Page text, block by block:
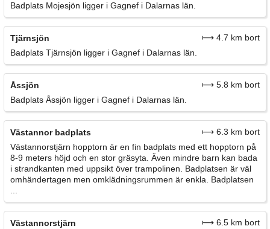
Badplats Mojesjön ligger i Gagnef i Dalarnas län.
Tjärnsjön
⟼ 4.7 km bort
Badplats Tjärnsjön ligger i Gagnef i Dalarnas län.
Åssjön
⟼ 5.8 km bort
Badplats Åssjön ligger i Gagnef i Dalarnas län.
Västannor badplats
⟼ 6.3 km bort
Västannorstjärn hopptorn är en fin badplats med ett hopptorn på
8-9 meters höjd och en stor gräsyta. Även mindre barn kan bada
i strandkanten med uppsikt över trampolinen. Badplatsen är väl
omhändertagen men omklädningsrummen är enkla. Badplatsen
Västannorstjärn
⟼ 6.5 km bort